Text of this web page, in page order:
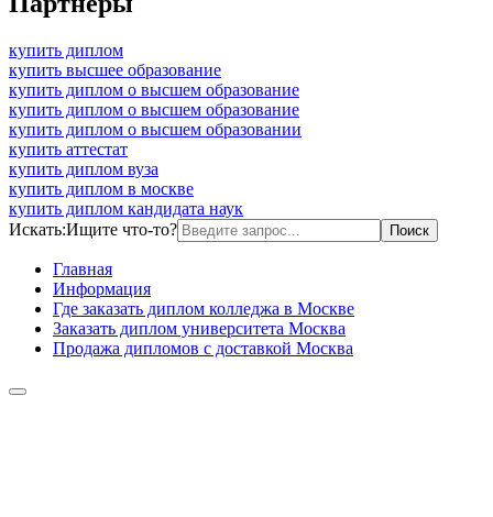
купить диплом
купить высшее образование
купить диплом о высшем образование
купить диплом о высшем образование
купить диплом о высшем образовании
купить аттестат
купить диплом вуза
купить диплом в москве
купить диплом кандидата наук
Искать:Ищите что-то?
Главная
Информация
Где заказать диплом колледжа в Москве
Заказать диплом университета Москва
Продажа дипломов с доставкой Москва